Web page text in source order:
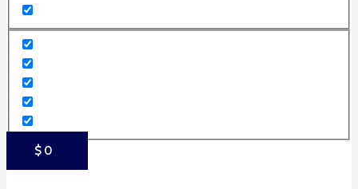
$ 0